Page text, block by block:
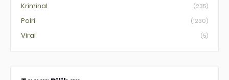
Kriminal (235)
Polri (1230)
Viral (5)